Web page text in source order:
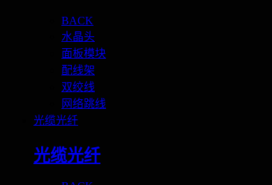
BACK
水晶头
面板模块
配线架
双绞线
网络跳线
光缆光纤
光缆光纤